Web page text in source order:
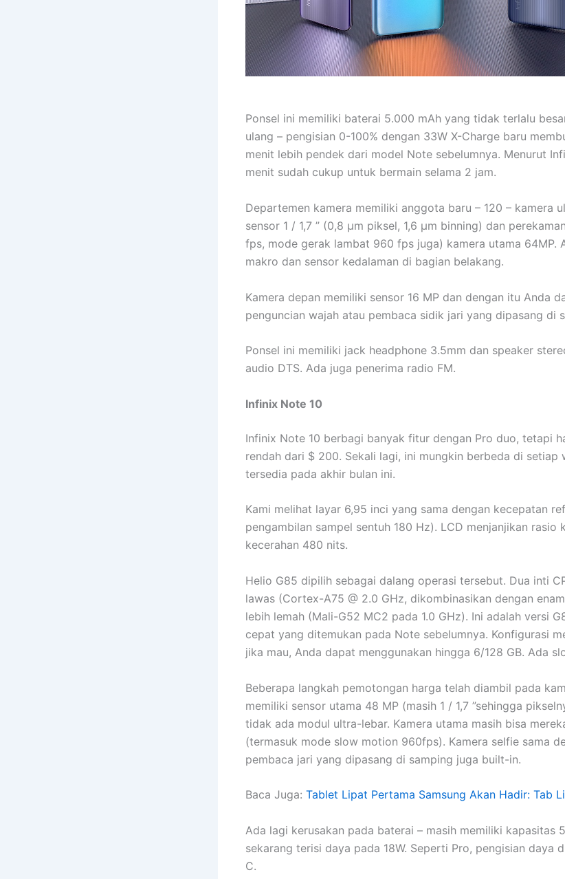
Ponsel ini memiliki baterai 5.000 mAh yang tidak terlalu
ulang – pengisian 0-100% dengan 33W X-Charge baru
menit lebih pendek dari model Note sebelumnya. Menurut
menit sudah cukup untuk bermain selama 2 jam.
Departemen kamera memiliki anggota baru – 120 – kamera
sensor 1 / 1,7 ” (0,8 µm piksel, 1,6 µm binning) dan
fps, mode gerak lambat 960 fps juga) kamera utama 64MP.
makro dan sensor kedalaman di bagian belakang.
Kamera depan memiliki sensor 16 MP dan dengan itu Anda
penguncian wajah atau pembaca sidik jari yang dipasang di
Ponsel ini memiliki jack headphone 3.5mm dan speaker
audio DTS. Ada juga penerima radio FM.
Infinix Note 10
Infinix Note 10 berbagi banyak fitur dengan Pro duo, tetapi
rendah dari $ 200. Sekali lagi, ini mungkin berbeda di setiap
tersedia pada akhir bulan ini.
Kami melihat layar 6,95 inci yang sama dengan kecepatan
pengambilan sampel sentuh 180 Hz). LCD menjanjikan rasio
kecerahan 480 nits.
Helio G85 dipilih sebagai dalang operasi tersebut. Dua inti
lawas (Cortex-A75 @ 2.0 GHz, dikombinasikan dengan
lebih lemah (Mali-G52 MC2 pada 1.0 GHz). Ini adalah versi
cepat yang ditemukan pada Note sebelumnya. Konfigurasi
jika mau, Anda dapat menggunakan hingga 6/128 GB. Ada
Beberapa langkah pemotongan harga telah diambil pada
memiliki sensor utama 48 MP (masih 1 / 1,7 ”sehingga
tidak ada modul ultra-lebar. Kamera utama masih bisa
(termasuk mode slow motion 960fps). Kamera selfie sama
pembaca jari yang dipasang di samping juga built-in.
Baca Juga: Tablet Lipat Pertama Samsung Akan Hadir: Tab
Ada lagi kerusakan pada baterai – masih memiliki kapasitas
sekarang terisi daya pada 18W. Seperti Pro, pengisian daya
C.